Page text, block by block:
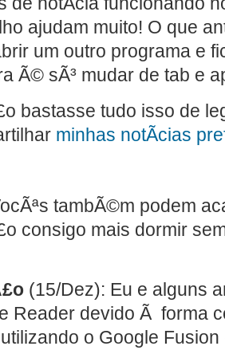
ajudam muito! O que
um outro programa e
Ã© sÃ³ mudar de tab e
bastasse tudo isso de
minhas notÃ­cias
tambÃ©m podem
consigo mais dormir
(15/Dez): Eu e alguns
Reader devido Ã forma
o Google